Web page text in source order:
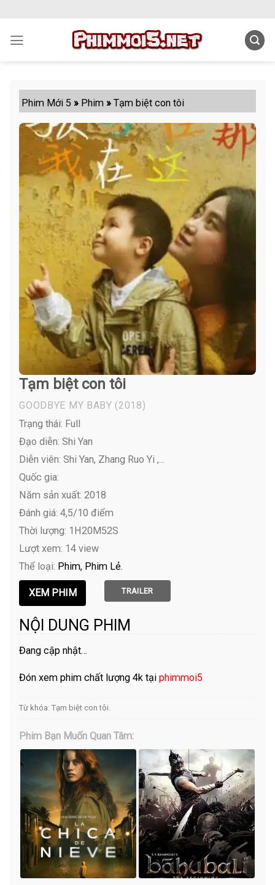
content
Phim Mới 5 » Phim »Tạm biệt con tôi
Tạm biệt con tôi
GOODBYE MY BABY (2018)
Trạng thái: Full
Đạo diễn: Shi Yan
Diễn viên: Shi Yan, Zhang Ruo Yi ,...
Quốc gia:
Năm sản xuất: 2018
Đánh giá: 4,5/10 điểm
Thời lượng: 1H20M52S
Lượt xem: 14 view
Thể loại: Phim Phim Lẻ
TRAILER
NỘI DUNG PHIM
Đang cập nhật…
Đón xem phim chất lượng 4k tạiphimmoi5
Từ khóa:Tạm biệt con tôi
Phim Bạn Muốn Quan Tâm: